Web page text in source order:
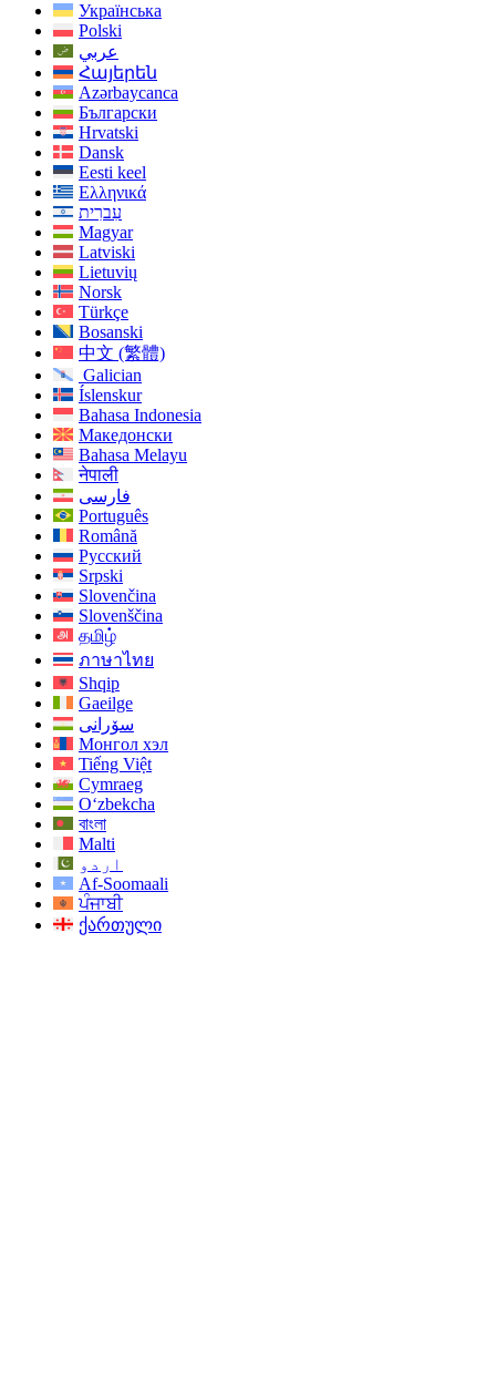
Українська
Polski
عربي
Հայերեն
Azərbaycanca
Български
Hrvatski
Dansk
Eesti keel
Ελληνικά
עִברִית
Magyar
Latviski
Lietuvių
Norsk
Türkçe
Bosanski
中文 (繁體)
Galician
Íslenskur
Bahasa Indonesia
Македонски
Bahasa Melayu
नेपाली
فارسی
Português
Română
Русский
Srpski
Slovenčina
Slovenščina
தமிழ்
ภาษาไทย
Shqip
Gaeilge
سۆرانی
Монгол хэл
Tiếng Việt
Cymraeg
O‘zbekcha
বাংলা
Malti
اردو
Af-Soomaali
ਪੰਜਾਬੀ
ქართული